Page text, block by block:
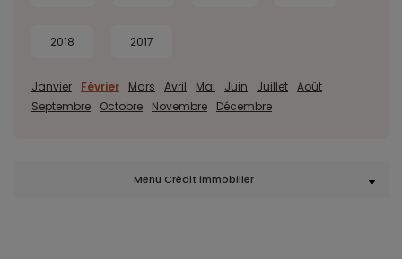
2018 2017
Janvier Février Mars Avril Mai Juin Juillet Août
Septembre
Octobre Novembre Décembre
Menu Crédit immobilier